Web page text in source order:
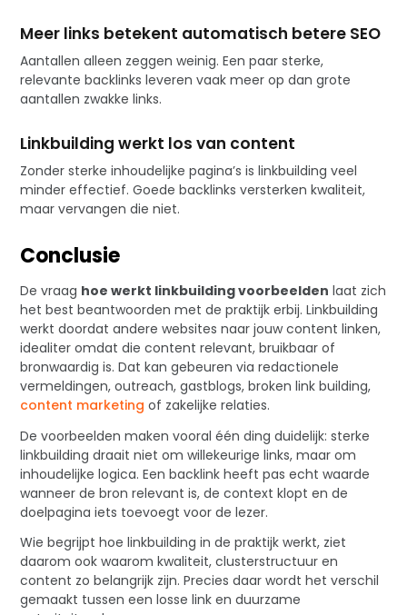
Meer links betekent automatisch betere SEO
Aantallen alleen zeggen weinig. Een paar sterke,
relevante backlinks leveren vaak meer op dan grote
aantallen zwakke links.
Linkbuilding werkt los van content
Zonder sterke inhoudelijke pagina’s is linkbuilding veel
minder effectief. Goede backlinks versterken kwaliteit,
maar vervangen die niet.
Conclusie
De vraag hoe werkt linkbuilding voorbeelden laat zich
het best beantwoorden met de praktijk erbij. Linkbuilding
werkt doordat andere websites naar jouw content linken,
idealiter omdat die content relevant, bruikbaar of
bronwaardig is. Dat kan gebeuren via redactionele
vermeldingen, outreach, gastblogs, broken link building,
content marketing of zakelijke relaties.
De voorbeelden maken vooral één ding duidelijk: sterke
linkbuilding draait niet om willekeurige links, maar om
inhoudelijke logica. Een backlink heeft pas echt waarde
wanneer de bron relevant is, de context klopt en de
doelpagina iets toevoegt voor de lezer.
Wie begrijpt hoe linkbuilding in de praktijk werkt, ziet
daarom ook waarom kwaliteit, clusterstructuur en
content zo belangrijk zijn. Precies daar wordt het verschil
gemaakt tussen een losse link en duurzame